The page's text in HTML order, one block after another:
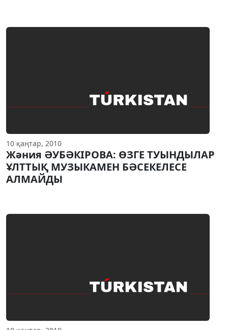
10 қаңтар, 2010
Жәния ӘУБӘКIРОВА: ӨЗГЕ ТУЫНДЫЛАР
ҰЛТТЫҚ МУЗЫКАМЕН БӘСЕКЕЛЕСЕ
АЛМАЙДЫ